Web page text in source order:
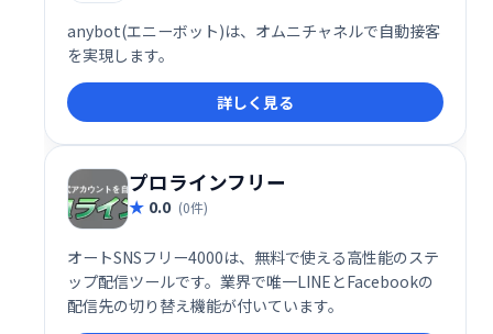
anybot(エニーボット)は、オムニチャネルで自動接客
を実現します。
詳しく見る
プロラインフリー
0.0 (0件)
オートSNSフリー4000は、無料で使える高性能のステ
ップ配信ツールです。業界で唯一LINEとFacebookの
配信先の切り替え機能が付いています。